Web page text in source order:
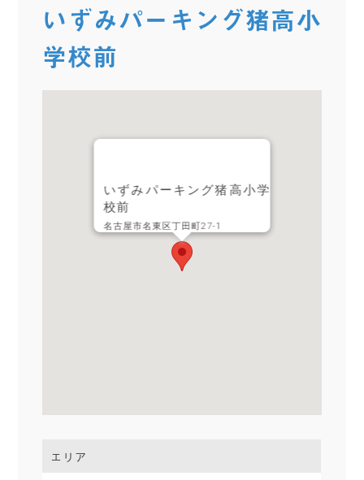
いずみパーキング猪高小
学校前
いずみパーキング猪高小学
校前
名古屋市名東区丁田町27-1
エリア